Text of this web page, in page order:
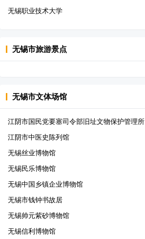
无锡职业技术大学
无锡市旅游景点
无锡市文体场馆
江阴市国民党要塞司令部旧址文物保护管理所
江阴市中医史陈列馆
无锡丝业博物馆
无锡民乐博物馆
无锡中国乡镇企业博物馆
无锡市钱钟书故居
无锡帅元紫砂博物馆
无锡信利博物馆